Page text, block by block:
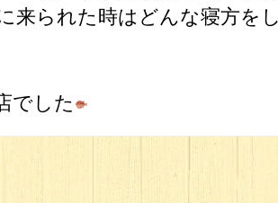
来られた時はどんな寝方を
でした